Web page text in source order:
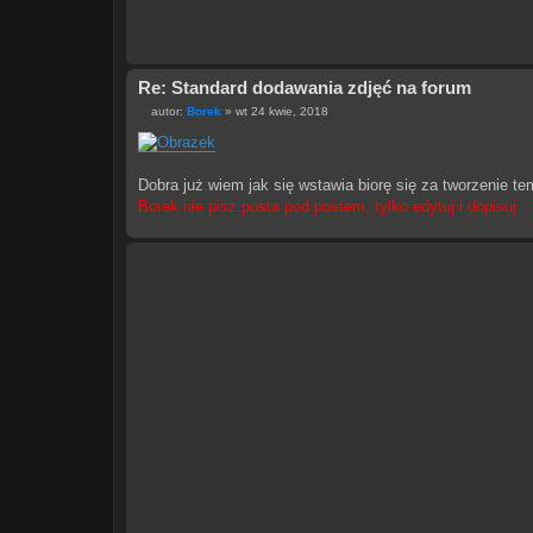
Re: Standard dodawania zdjęć na forum
o
s
autor: Borek » wt 24 kwie, 2018
Dobra już wiem jak się wstawia biorę się za tworzenie
Borek nie pisz posta pod postem, tylko edytuj i dopisuj